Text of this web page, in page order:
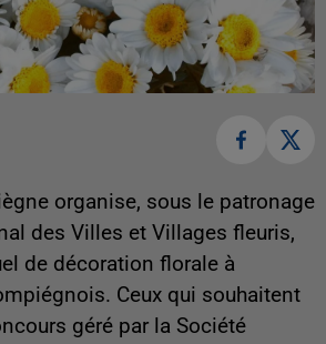
organise, sous le patronage
des Villes et Villages fleuris,
de décoration florale à
Ceux qui souhaitent
géré par la Société